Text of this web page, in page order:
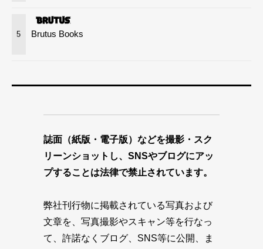
5 Brutus Books
誌面（紙版・電子版）などを撮影・スク
リーンショットし、SNSやブログにアッ
プすることは法律で禁止されています。
弊社刊行物に掲載されている写真および
文章を、写真撮影やスキャン等を行なっ
て、許諾なくブログ、SNS等に公開、ま